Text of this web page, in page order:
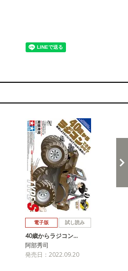
電子版 試し読み
40歳からラジコン…
阿部秀司
発売日：2022.09.20